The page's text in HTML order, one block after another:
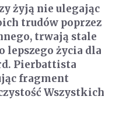
żyją nie ulegając
trudów poprzez
trwają stale
lepszego życia dla
Pierbattista
fragment
Wszystkich